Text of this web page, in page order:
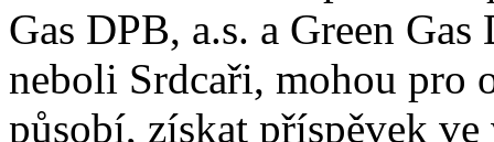
Gas DPB, a.s. a Green
neboli Srdcaři, mohou pro
působí, získat příspěvek